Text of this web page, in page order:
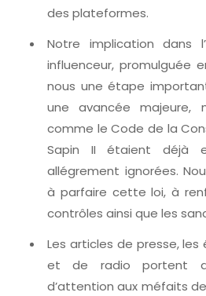
des plateformes.
Notre implication dans
influenceur, promulguée
nous une étape
une avancée majeure,
comme le Code de la
Sapin II étaient déjà
allégrement ignorées.
à parfaire cette loi, à
contrôles ainsi que les
Les articles de presse,
et de radio portent
d’attention aux méfaits